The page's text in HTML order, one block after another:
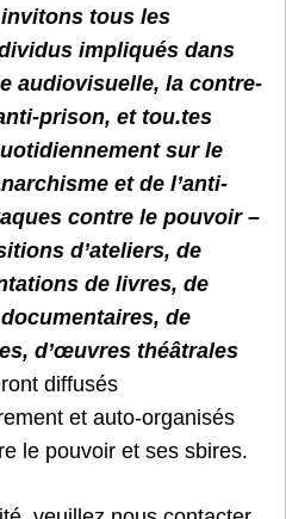
tous les
impliqués dans
audiovisuelle, la contre-
prison, et tou.tes
sur le
et de l’anti-
contre le pouvoir –
d’ateliers, de
de livres, de
de
d’œuvres théâtrales
diffusés
et auto-organisés
le pouvoir et ses sbires.